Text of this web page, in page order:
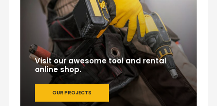
Visit our awesome tool and rental
online shop.
OUR PROJECTS